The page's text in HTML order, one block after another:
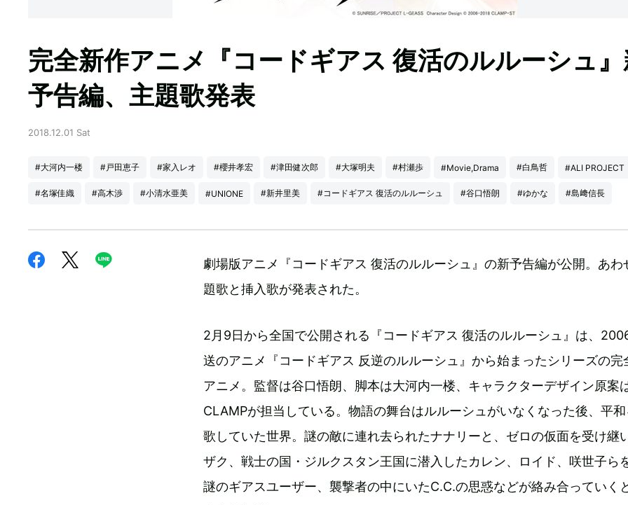
完全新作アニメ『コードギアス 復活のルルーシュ
予告編、主題歌発表
2018.12.01 Sat
#大河内一楼 #戸田恵子 #家入レオ #櫻井孝宏 #津田健次郎 #大塚明夫 #村瀬歩 #Movie,Drama #白鳥哲 #ALI PROJECT
#名塚佳織 #高木渉 #小清水亜美 #UNIONE #新井里美 #コードギアス 復活のルルーシュ #谷口悟朗 #ゆかな #島﨑信長
劇場版アニメ『コードギアス 復活のルルーシュ』の新予告編が公開。あわ
題歌と挿入歌が発表された。
2月9日から全国で公開される『コードギアス 復活のルルーシュ』は、
送のアニメ『コードギアス 反逆のルルーシュ』から始まったシリーズの完
アニメ。監督は谷口悟朗、脚本は大河内一楼、キャラクターデザイン原案
CLAMPが担当している。物語の舞台はルルーシュがいなくなった後、平
歌していた世界。謎の敵に連れ去られたナナリーと、ゼロの仮面を受け継
ザク、戦士の国・ジルクスタン王国に潜入したカレン、ロイド、咲世子ら
謎のギアスユーザー、襲撃者の中にいたC.C.の思惑などが絡み合っていく